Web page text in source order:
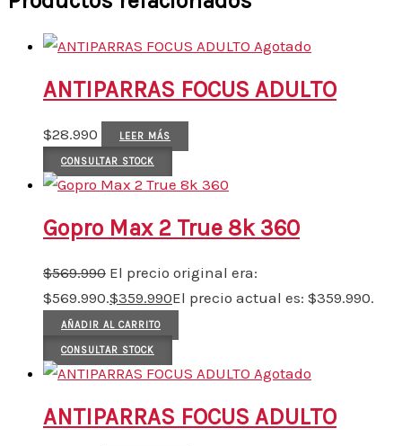
Agotado
ANTIPARRAS FOCUS ADULTO
$28.990 LEER MÁS
CONSULTAR STOCK
Gopro Max 2 True 8k 360
$569.990 El precio original era:
$569.990.$359.990El precio actual es: $359.990.
AÑADIR AL CARRITO
CONSULTAR STOCK
Agotado
ANTIPARRAS FOCUS ADULTO